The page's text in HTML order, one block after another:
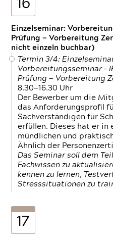
16
Einzelseminar:
Prüfung — Vorbereitung
nicht einzeln buchbar)
Termin 3/4:
Vorbereitungsseminar -
Prüfung — Vorbereitung
8.30—16.30 Uhr
Der Bewerber um die
das Anforderungsprofil
Sachverständigen für
erfüllen. Dieses hat er in
mündlichen und
Ähnlich der
Das Seminar soll dem
Fachwissen zu
kennen zu lernen,
Stresssituationen zu
17